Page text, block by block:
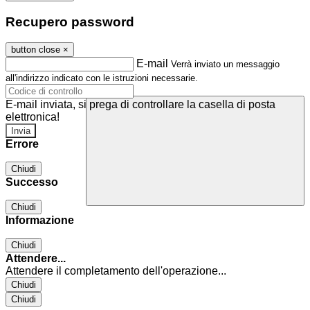
Recupero password
button close ×
E-mail Verrà inviato un messaggio
all'indirizzo indicato con le istruzioni necessarie.
E-mail inviata, si prega di controllare la casella di posta
elettronica!
Errore
Chiudi
Successo
Chiudi
Informazione
Chiudi
Attendere...
Attendere il completamento dell'operazione...
Chiudi
Chiudi